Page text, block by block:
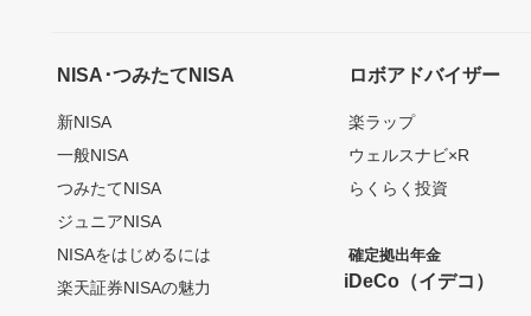
NISA･つみたてNISA
新NISA
一般NISA
つみたてNISA
ジュニアNISA
NISAをはじめるには
楽天証券NISAの魅力
ロボアドバイザー
楽ラップ
ウェルスナビ×R
らくらく投資
確定拠出年金
iDeCo（イデコ）